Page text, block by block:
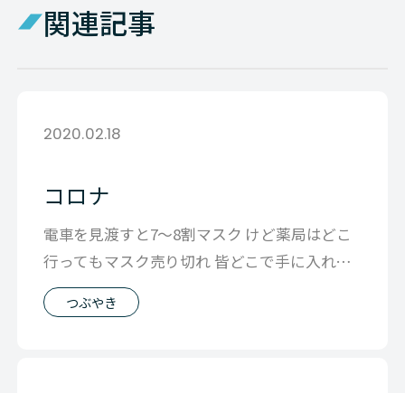
関連記事
2020.02.18
コロナ
電車を見渡すと7〜8割マスク けど薬局はどこ
行ってもマスク売り切れ 皆どこで手に入れて
るのでしょう？？謎です。 アメリカ
つぶやき